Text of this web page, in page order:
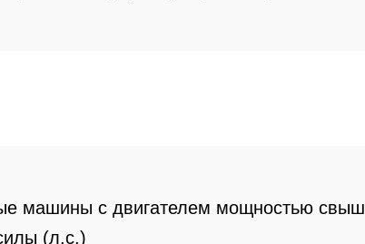
машины с двигателем мощностью
(л.с.)